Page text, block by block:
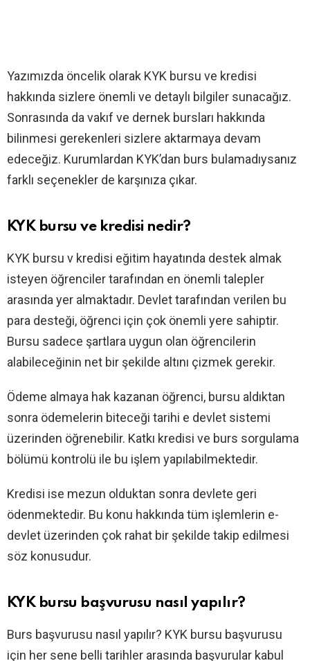
Yazımızda öncelik olarak KYK bursu ve kredisi
hakkında sizlere önemli ve detaylı bilgiler sunacağız.
Sonrasında da vakıf ve dernek bursları hakkında
bilinmesi gerekenleri sizlere aktarmaya devam
edeceğiz. Kurumlardan KYK’dan burs bulamadıysanız
farklı seçenekler de karşınıza çıkar.
KYK bursu ve kredisi nedir?
KYK bursu v kredisi eğitim hayatında destek almak
isteyen öğrenciler tarafından en önemli talepler
arasında yer almaktadır. Devlet tarafından verilen bu
para desteği, öğrenci için çok önemli yere sahiptir.
Bursu sadece şartlara uygun olan öğrencilerin
alabileceğinin net bir şekilde altını çizmek gerekir.
Ödeme almaya hak kazanan öğrenci, bursu aldıktan
sonra ödemelerin biteceği tarihi e devlet sistemi
üzerinden öğrenebilir. Katkı kredisi ve burs sorgulama
bölümü kontrolü ile bu işlem yapılabilmektedir.
Kredisi ise mezun olduktan sonra devlete geri
ödenmektedir. Bu konu hakkında tüm işlemlerin e-
devlet üzerinden çok rahat bir şekilde takip edilmesi
söz konusudur.
KYK bursu başvurusu nasıl yapılır?
Burs başvurusu nasıl yapılır? KYK bursu başvurusu
için her sene belli tarihler arasında başvurular kabul